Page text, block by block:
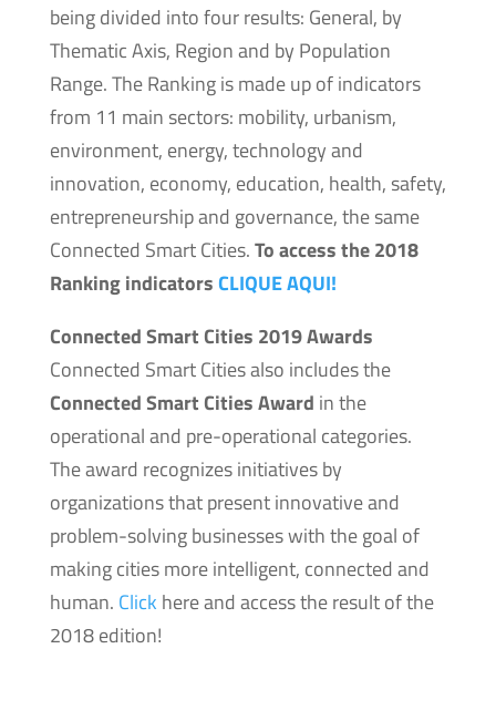
being divided into four results: General, by
Thematic Axis, Region and by Population
Range. The Ranking is made up of indicators
from 11 main sectors: mobility, urbanism,
environment, energy, technology and
innovation, economy, education, health, safety,
entrepreneurship and governance, the same
Connected Smart Cities.To access the 2018
Ranking indicatorsCLIQUE AQUI!
Connected Smart Cities 2019 Awards
Connected Smart Cities also includes the
Connected Smart Cities Award in the
operational and pre-operational categories.
The award recognizes initiatives by
organizations that present innovative and
problem-solving businesses with the goal of
making cities more intelligent, connected and
human. Click here and access the result of the
2018 edition!